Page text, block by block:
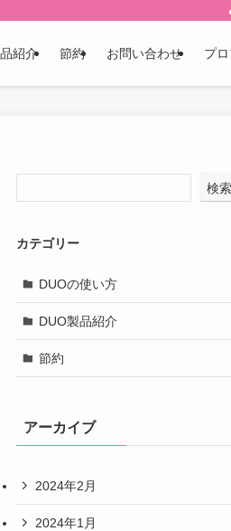
紹介 節約 お問い合わせ プ
検索
カテゴリー
DUOの使い方
DUO製品紹介
節約
アーカイブ
2024年2月
2024年1月